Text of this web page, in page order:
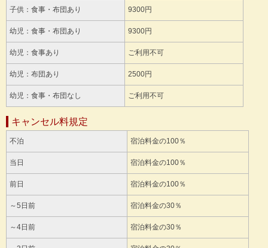
子供：食事・布団あり 9300円
幼児：食事・布団あり 9300円
幼児：食事あり ご利用不可
幼児：布団あり 2500円
幼児：食事・布団なし ご利用不可
キャンセル料規定
不泊 宿泊料金の100％
当日 宿泊料金の100％
前日 宿泊料金の100％
～5日前 宿泊料金の30％
～4日前 宿泊料金の30％